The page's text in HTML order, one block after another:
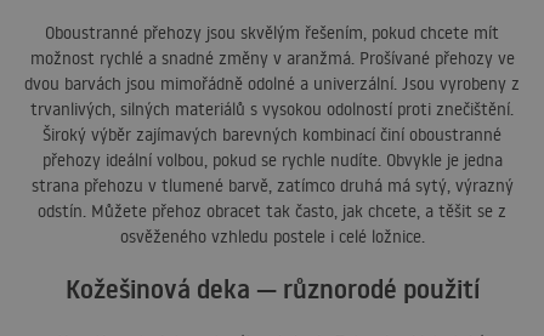
Oboustranné přehozy jsou skvělým řešením, pokud chcete mít
možnost rychlé a snadné změny v aranžmá. Prošívané přehozy ve
dvou barvách jsou mimořádně odolné a univerzální. Jsou vyrobeny z
trvanlivých, silných materiálů s vysokou odolností proti znečištění.
Široký výběr zajímavých barevných kombinací činí oboustranné
přehozy ideální volbou, pokud se rychle nudíte. Obvykle je jedna
strana přehozu v tlumené barvě, zatímco druhá má sytý, výrazný
odstín. Můžete přehoz obracet tak často, jak chcete, a těšit se z
osvěženého vzhledu postele i celé ložnice.
Kožešinová deka — různorodé použití